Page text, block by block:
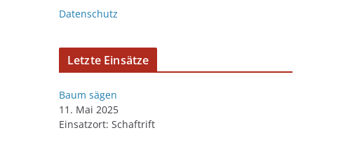
Datenschutz
Letzte Einsätze
Baum sägen
11. Mai 2025
Einsatzort: Schaftrift